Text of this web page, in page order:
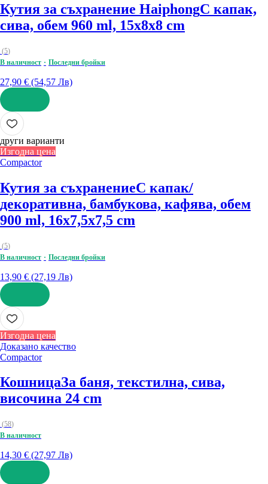
Кутия за съхранение HaiphongС капак,
сива, обем 960 ml, 15x8x8 cm
(5)
В наличност
Последни бройки
27,90 € (54,57 Лв)
ДОБАВИ
други варианти
Изгодна цена
Compactor
Кутия за съхранениеС капак/
декоративна, бамбукова, кафява, обем
900 ml, 16x7,5x7,5 cm
(5)
В наличност
Последни бройки
13,90 € (27,19 Лв)
ДОБАВИ
Изгодна цена
Доказано качество
Compactor
КошницаЗа баня, текстилна, сива,
височина 24 cm
(58)
В наличност
14,30 € (27,97 Лв)